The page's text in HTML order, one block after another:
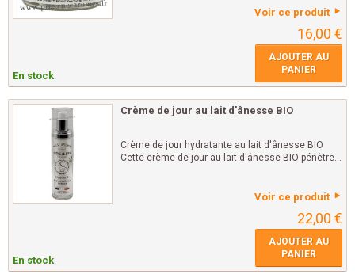
Voir ce produit
16,00 €
En stock
AJOUTER AU
PANIER
Crème de jour au lait d'ânesse BIO
Crème de jour hydratante au lait d'ânesse BIO
Cette crème de jour au lait d'ânesse BIO pénètre...
Voir ce produit
22,00 €
En stock
AJOUTER AU
PANIER